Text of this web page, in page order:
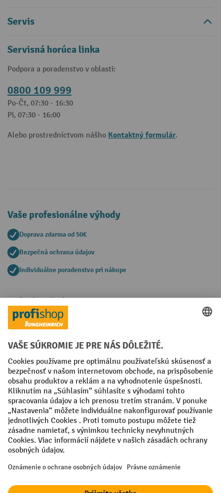
Servis
Servisná horúca linka
Podpora a poradenstvo v oblasti:
0800 109 999
Po-Čt, 07:30 - 16:30
Pi, 07:30 - 16:00
Alebo prostredníctvom nášho Kontaktný formulár.
Vaše profesionálne výhody
Doprava zdarma od 50€
Bezpečná ochrana údajov
Individuálne poradenstvo pri nákupe
Spôsoby platby
Creditcard (Master)Creditcard (Visa)
Faktúra Predplatba
Sociálne siete
Facebook
YouTube
LinkedIn
Nastavenia ochrany osobných údajov
All prices excl. VAT plusshipping costsand possible delivery charges,